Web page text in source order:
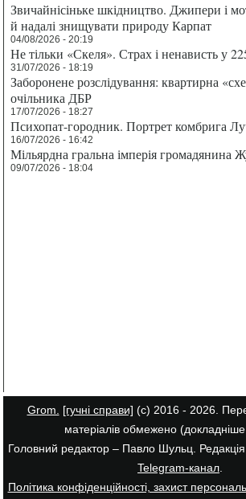
Звичайнісіньке шкідництво. Джипери і
й надалі знищувати природу Карпат
04/08/2026 - 20:19
Не тільки «Скеля». Страх і ненависть у
31/07/2026 - 18:19
Заборонене розслідування: квартирна
очільника ДБР
17/07/2026 - 18:27
Психопат-городник. Портрет комбрига
16/07/2026 - 16:42
Мільярдна гральна імперія громадянина
09/07/2026 - 18:04
Grom. [гучні справи] (с) 2016 - 2026.
матеріалів обмежено (докладніше
Головний редактор – Павло Шульц. Редакція
Telegram-канал
Політика конфіденційності, захист